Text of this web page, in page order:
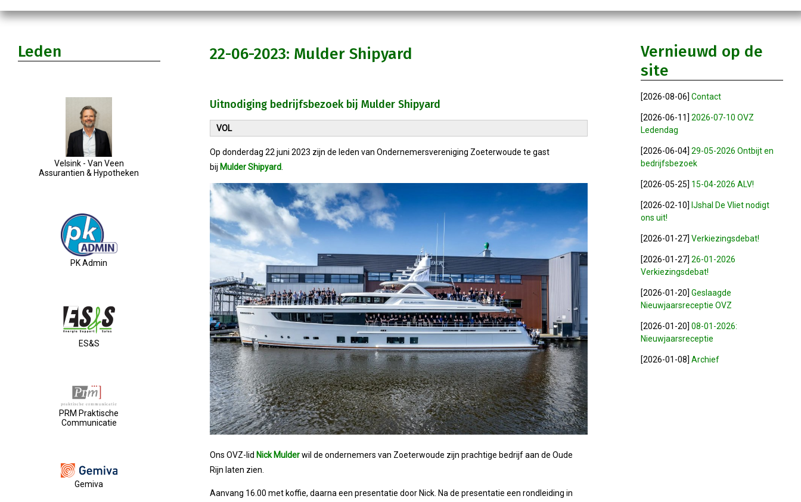
22-06-2023: Mulder Shipyard
Uitnodiging bedrijfsbezoek bij Mulder Shipyard
VOL
Op donderdag 22 juni 2023 zijn de leden van Ondernemersvereniging Zoeterwoude te gast
bij Mulder Shipyard.
Ons OVZ-lid Nick Mulderwil de ondernemers van Zoeterwoude zijn prachtige bedrijf aan de Oude
Rijn laten zien.
Aanvang 16.00 met koffie, daarna een presentatie door Nick. Na de presentatie een rondleiding in
Vernieuwd op de
site
[2026-08-06]Contact
[2026-06-11]2026-07-10 OVZ
Ledendag
[2026-06-04]29-05-2026 Ontbijt en
bedrijfsbezoek
[2026-05-25] 15-04-2026 ALV!
[2026-02-10] IJshal De Vliet nodigt
ons uit!
[2026-01-27]Verkiezingsdebat!
[2026-01-27]26-01-2026
Verkiezingsdebat!
[2026-01-20]Geslaagde
Nieuwjaarsreceptie OVZ
[2026-01-20]08-01-2026:
Nieuwjaarsreceptie
[2026-01-08]Archief
Leden
Velsink - Van Veen
Assurantien & Hypotheken
PK Admin
ES&S
PRM Praktische
Communicatie
Gemiva